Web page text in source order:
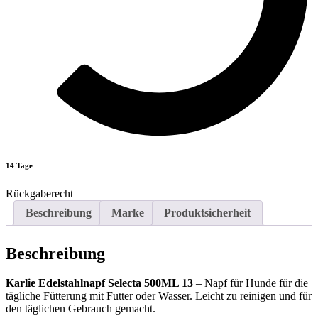
14 Tage
Rückgaberecht
Beschreibung
Marke Produktsicherheit
Beschreibung
Karlie Edelstahlnapf Selecta 500ML 13 – Napf für Hunde für die
tägliche Fütterung mit Futter oder Wasser. Leicht zu reinigen und für
den täglichen Gebrauch gemacht.